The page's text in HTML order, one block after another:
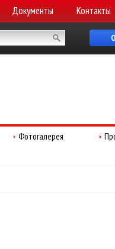
Документы Контакты
Фотогалерея